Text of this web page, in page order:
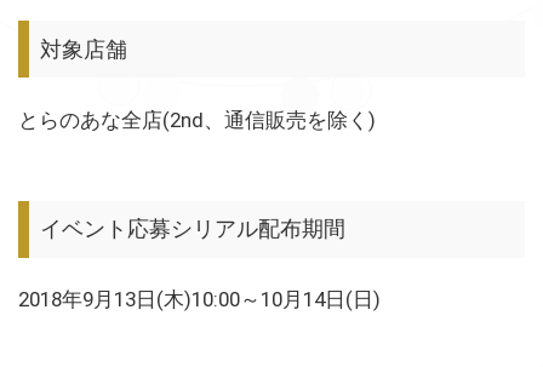
対象店舗
とらのあな全店(2nd、通信販売を除く)
イベント応募シリアル配布期間
2018年9月13日(木)10:00～10月14日(日)